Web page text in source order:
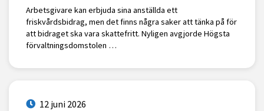
Arbetsgivare kan erbjuda sina anställda ett
friskvårdsbidrag, men det finns några saker att tänka på för
att bidraget ska vara skattefritt. Nyligen avgjorde Högsta
förvaltningsdomstolen …
12 juni 2026